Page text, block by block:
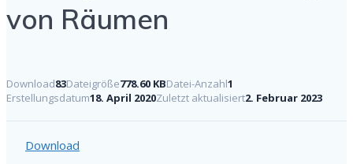
von Räumen
Download83Dateigröße778.60 KBDatei-Anzahl1
Erstellungsdatum18. April 2020Zuletzt aktualisiert2. Februar 2023
Download